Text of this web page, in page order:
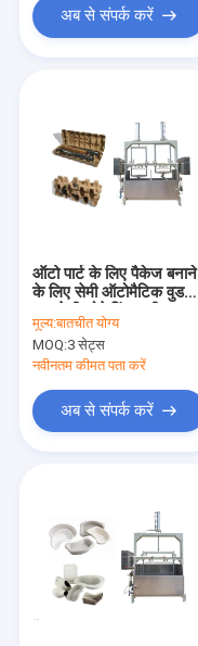
वीडियो
हमारे बारे में
अब से संपर्क करें
ऑटो पार्ट के लिए पैकेज बनाने
के लिए सेमी ऑटोमैटिक वुड
पल्प रेसीप्रोकेटिंग मशीन
मूल्य:बातचीत योग्य
MOQ:3 सेट्स
नवीनतम कीमत पता करें
अब से संपर्क करें